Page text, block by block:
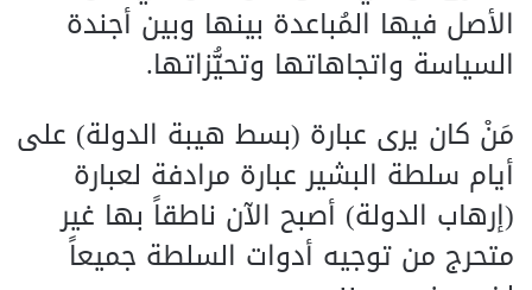
الأصل فيها المُباعدة بينها وبين أجندة
السياسة واتجاهاتها وتحيُّزاتها.
مَنْ كان يرى عبارة (بسط هيبة الدولة) على
أيام سلطة البشير عبارة مرادفة لعبارة
(إرهاب الدولة) أصبح الآن ناطقاً بها غير
متحرج من توجيه أدوات السلطة جميعاً